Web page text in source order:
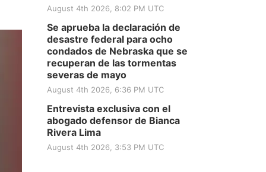
August 4th 2026, 8:02 PM UTC
Se aprueba la declaración de
desastre federal para ocho
condados de Nebraska que se
recuperan de las tormentas
severas de mayo
August 4th 2026, 6:36 PM UTC
Entrevista exclusiva con el
abogado defensor de Bianca
Rivera Lima
August 4th 2026, 3:53 PM UTC